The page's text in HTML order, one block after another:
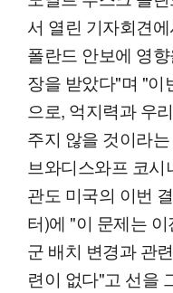
서 열린 기자회견
폴란드 안보에 영
장을 받았다"며 "이
으로, 억지력과 우
주지 않을 것이라
브와디스와프 코
관도 미국의 이번
터)에 "이 문제는
군 배치 변경과 관
련이 없다"고 선을